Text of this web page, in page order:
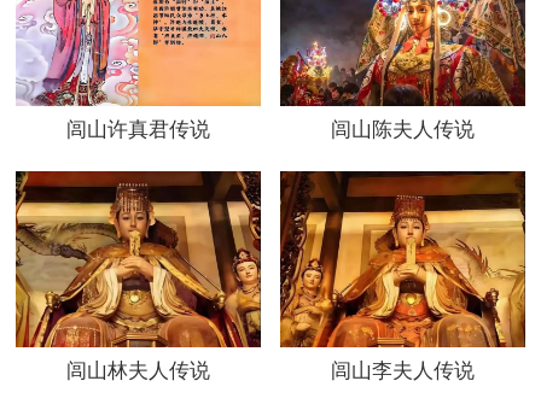
闾山许真君传说 闾山陈夫人传说
闾山林夫人传说 闾山李夫人传说